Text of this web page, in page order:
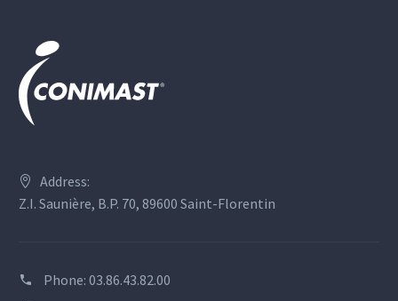
Address:
Z.I. Saunière, B.P. 70, 89600 Saint-Florentin
Phone: 03.86.43.82.00